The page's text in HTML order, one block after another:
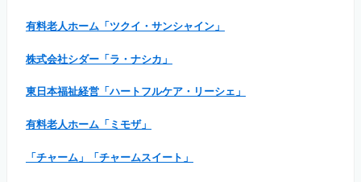
有料老人ホーム「ツクイ・サンシャイン」
株式会社シダー「ラ・ナシカ」
東日本福祉経営「ハートフルケア・リーシェ」
有料老人ホーム「ミモザ」
「チャーム」「チャームスイート」